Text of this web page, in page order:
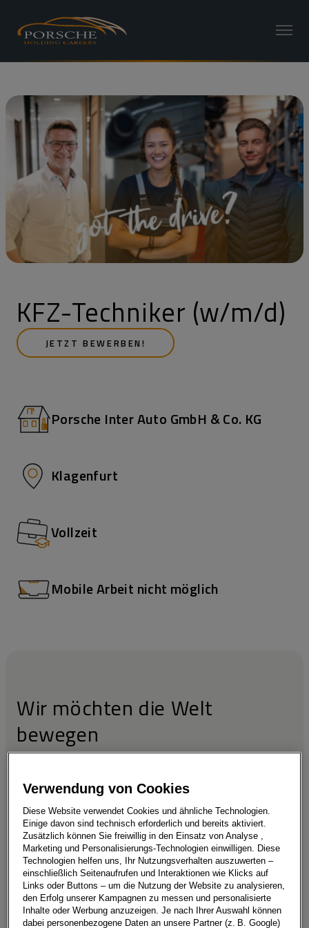
KFZ-Techniker (w/m/d)
JETZT BEWERBEN!
Porsche Inter Auto GmbH & Co. KG
Klagenfurt
Vollzeit
Mobile Arbeit nicht möglich
Wir möchten die Welt
bewegen
Möchtest du Teil des führenden
Automobilhändlers in Europa sein und bei der
Gestaltung von Mobilitätslösungen aller Art
mitwirken? Unsere Leidenschaft ist es,
unseren Kund:innen durch eine einzigartige
Kombination aus der Expertise unserer
Verwendung von Cookies
Diese Website verwendet Cookies und ähnliche Technologien.
Einige davon sind technisch erforderlich und bereits aktiviert.
Zusätzlich können Sie freiwillig in den Einsatz von Analyse ,
Marketing und Personalisierungs-Technologien einwilligen. Diese
Technologien helfen uns, Ihr Nutzungsverhalten auszuwerten –
einschließlich Seitenaufrufen und Interaktionen wie Klicks auf
Links oder Buttons – um die Nutzung der Website zu analysieren,
den Erfolg unserer Kampagnen zu messen und personalisierte
Inhalte oder Werbung anzuzeigen. Je nach Ihrer Auswahl können
dabei personenbezogene Daten an unsere Partner (z. B. Google)